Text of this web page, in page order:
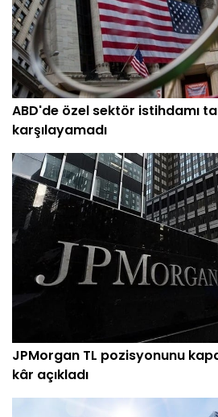
ABD'de özel sektör istihdamı
karşılayamadı
JPMorgan TL pozisyonunu
kâr açıkladı